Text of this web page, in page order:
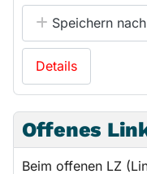
Speichern nach
Details
Offenes
Beim offenen LZ